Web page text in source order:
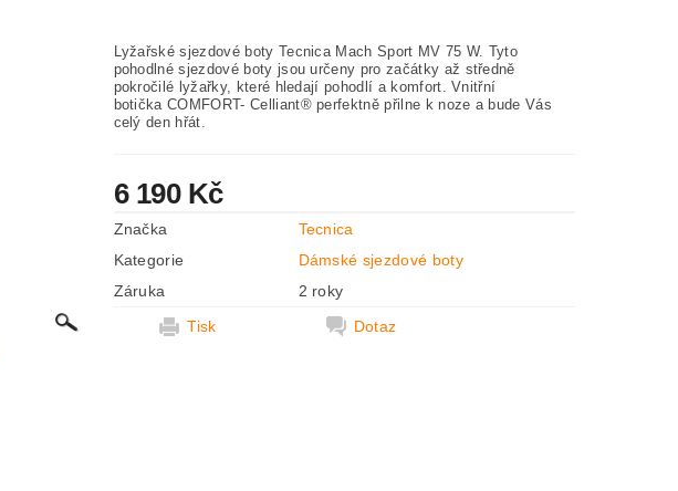
Lyžařské sjezdové boty Tecnica Mach Sport MV 75 W. Tyto
pohodlné sjezdové boty jsou určeny pro začátky až středně
pokročilé lyžařky, které hledají pohodlí a komfort. Vnitřní
botičkaCOMFORT- Celliant® perfektně přilne k noze a bude Vás
celý den hřát.
6 190 Kč
Značka
Tecnica
Kategorie
Dámské sjezdové boty
Záruka
2 roky
Tisk
Dotaz